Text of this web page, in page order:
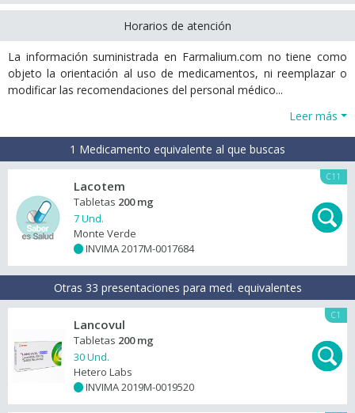
Horarios de atención
La información suministrada en Farmalium.com no tiene como
objeto la orientación al uso de medicamentos, ni reemplazar o
modificar las recomendaciones del personal médico...
Leer más
1 Medicamento equivalente al que buscas
C11
Lacotem
Tabletas 200 mg
7 Und.
Monte Verde
INVIMA 2017M-0017684
Otras 33 presentaciones para med. equivalentes
C1
Lancovul
Tabletas 200 mg
30 Und.
Hetero Labs
INVIMA 2019M-0019520